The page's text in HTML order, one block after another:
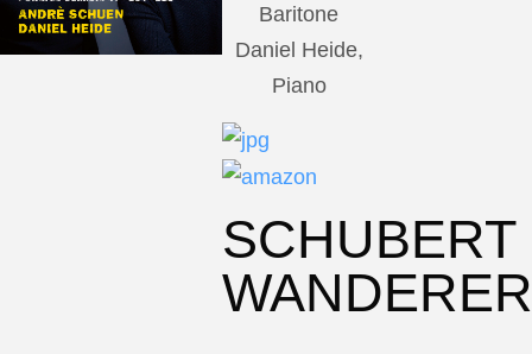
Baritone
Daniel Heide,
Piano
SCHUBERT
WANDERER